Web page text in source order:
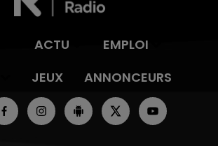
ACTU
EMPLOI
JEUX ANNONCEURS